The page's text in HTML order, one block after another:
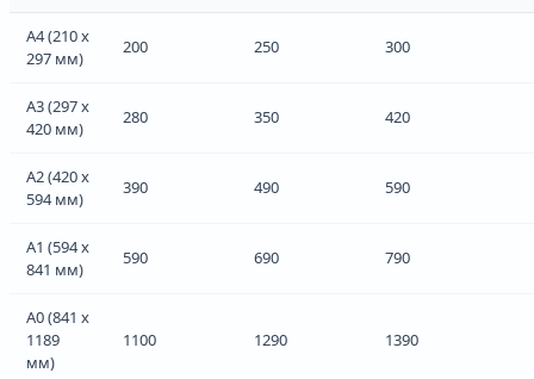
А4 (210 х
297 мм)
200 250 300
А3 (297 х
420 мм)
280 350 420
А2 (420 х
594 мм)
390 490 590
А1 (594 х
841 мм)
590 690 790
А0 (841 х
1189
мм)
1100 1290 1390